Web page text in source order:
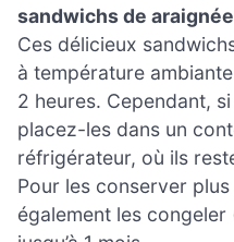
sandwichs de
Ces délicieux
à température
2 heures. Cependant,
placez-les dans un
réfrigérateur, où ils
Pour les conserver
également les